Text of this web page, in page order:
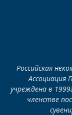
Российская
Ассоциация
учреждена в
членстве